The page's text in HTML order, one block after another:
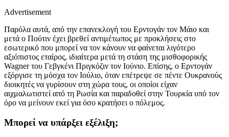
Advertisement
Παρόλα αυτά, από την επανεκλογή του Ερντογάν τον Μάιο και
μετά ο Πούτιν έχει βρεθεί αντιμέτωπος με προκλήσεις στο
εσωτερικό που μπορεί να τον κάνουν να φαίνεται λιγότερο
αξιόπιστος εταίρος, ιδιαίτερα μετά τη στάση της μισθοφορικής
Wagnerτου Γεβγκένι Πριγκόζιν τον Ιούνιο. Επίσης, ο Ερντογάν
εξόργισε τη μόσχα τον Ιούλιο, όταν επέτρεψε σε πέντε Ουκρανούς
διοικητές να γυρίσουν στη χώρα τους, οι οποίοι είχαν
αιχμαλωτιστεί από τη Ρωσία και παραδοθεί στην Τουρκία υπό τον
όρο να μείνουν εκεί για όσο κρατήσει ο πόλεμος.
Μπορεί να υπάρξει εξέλιξη;